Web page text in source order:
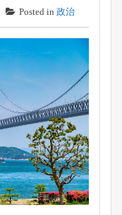
Posted in 政治